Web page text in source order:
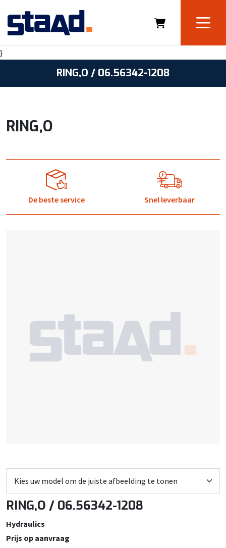
}
RING,O / 06.56342-1208
RING,O
De beste service Snel leverbaar
RING,O / 06.56342-1208
Hydraulics
Prijs op aanvraag